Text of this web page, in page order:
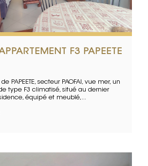
F3 PAPEETE
PAPEETE, secteur PAOFAI, vue mer, un
type F3 climatisé, situé au dernier
équipé et meublé,...